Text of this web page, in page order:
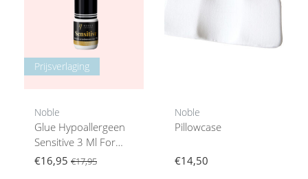
Prijsverlaging
Noble
Glue Hypoallergeen
Sensitive 3 Ml For
Eyelashes
€16,95 €17,95
Noble
Pillowcase
€14,50